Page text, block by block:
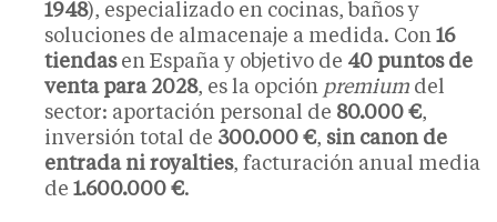
1948), especializado en cocinas, baños y
soluciones de almacenaje a medida. Con 16
tiendasen España y objetivo de 40 puntos de
venta para 2028, es la opción premium del
sector: aportación personal de 80.000 €,
inversión total de 300.000 €, sin canon de
entrada ni royalties, facturación anual media
de 1.600.000 €.